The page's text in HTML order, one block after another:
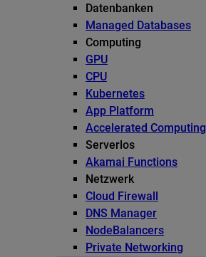
Datenbanken
Managed Databases
Computing
GPU
CPU
Kubernetes
App Platform
Accelerated Computing
Serverlos
Akamai Functions
Netzwerk
Cloud Firewall
DNS Manager
NodeBalancers
Private Networking